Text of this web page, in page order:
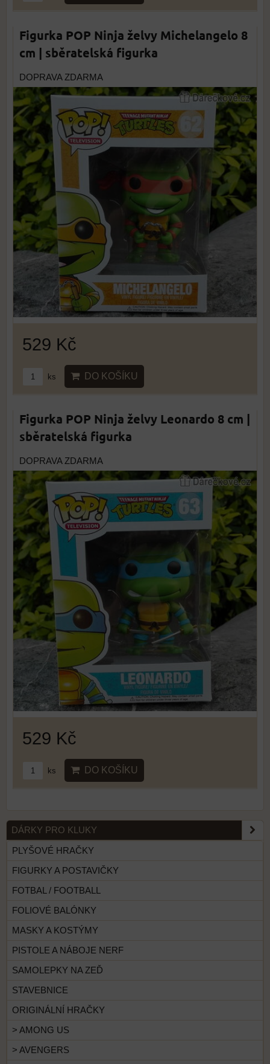
Figurka POP Ninja želvy Michelangelo 8
cm | sběratelská figurka
DOPRAVA ZDARMA
529 Kč
ks DO KOŠÍKU
Figurka POP Ninja želvy Leonardo 8 cm |
sběratelská figurka
DOPRAVA ZDARMA
529 Kč
ks DO KOŠÍKU
DÁRKY PRO KLUKY
PLYŠOVÉ HRAČKY
FIGURKY A POSTAVIČKY
FOTBAL / FOOTBALL
FOLIOVÉ BALÓNKY
MASKY A KOSTÝMY
PISTOLE A NÁBOJE NERF
SAMOLEPKY NA ZEĎ
STAVEBNICE
ORIGINÁLNÍ HRAČKY
> AMONG US
> AVENGERS